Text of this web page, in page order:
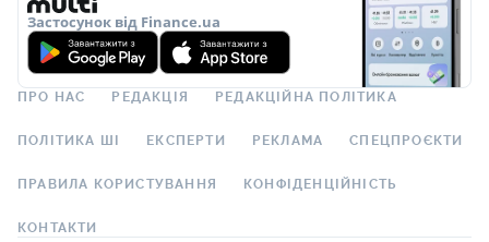
Застосунок від Finance.ua
ПРО НАС РЕДАКЦІЯ РЕДАКЦІЙНА ПОЛІТИКА
ПОЛІТИКА ШІ ЕКСПЕРТИ РЕКЛАМА СПЕЦПРОЄКТИ
ПРАВИЛА КОРИСТУВАННЯ КОНФІДЕНЦІЙНІСТЬ
КОНТАКТИ